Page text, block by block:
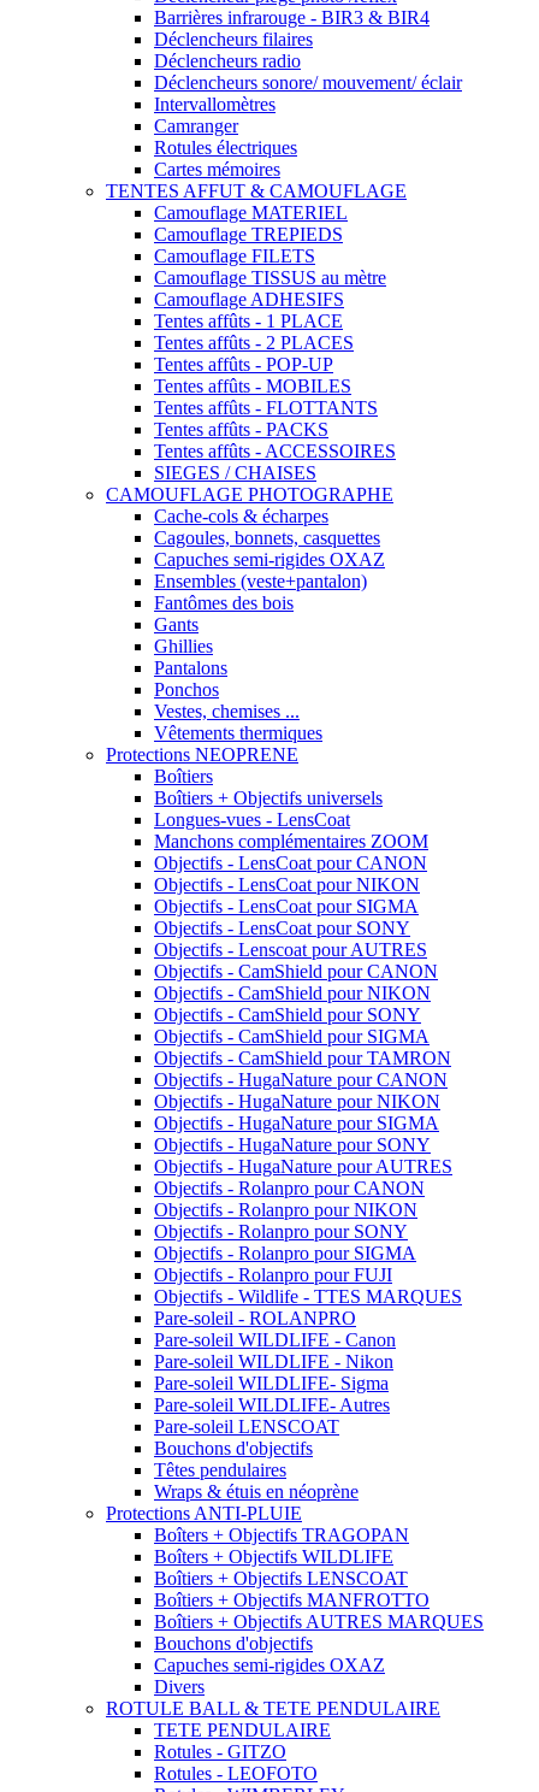
Barrières infrarouge - BIR3 & BIR4
Déclencheurs filaires
Déclencheurs radio
Déclencheurs sonore/ mouvement/ éclair
Intervallomètres
Camranger
Rotules électriques
Cartes mémoires
TENTES AFFUT & CAMOUFLAGE
Camouflage MATERIEL
Camouflage TREPIEDS
Camouflage FILETS
Camouflage TISSUS au mètre
Camouflage ADHESIFS
Tentes affûts - 1 PLACE
Tentes affûts - 2 PLACES
Tentes affûts - POP-UP
Tentes affûts - MOBILES
Tentes affûts - FLOTTANTS
Tentes affûts - PACKS
Tentes affûts - ACCESSOIRES
SIEGES / CHAISES
CAMOUFLAGE PHOTOGRAPHE
Cache-cols & écharpes
Cagoules, bonnets, casquettes
Capuches semi-rigides OXAZ
Ensembles (veste+pantalon)
Fantômes des bois
Gants
Ghillies
Pantalons
Ponchos
Vestes, chemises ...
Vêtements thermiques
Protections NEOPRENE
Boîtiers
Boîtiers + Objectifs universels
Longues-vues - LensCoat
Manchons complémentaires ZOOM
Objectifs - LensCoat pour CANON
Objectifs - LensCoat pour NIKON
Objectifs - LensCoat pour SIGMA
Objectifs - LensCoat pour SONY
Objectifs - Lenscoat pour AUTRES
Objectifs - CamShield pour CANON
Objectifs - CamShield pour NIKON
Objectifs - CamShield pour SONY
Objectifs - CamShield pour SIGMA
Objectifs - CamShield pour TAMRON
Objectifs - HugaNature pour CANON
Objectifs - HugaNature pour NIKON
Objectifs - HugaNature pour SIGMA
Objectifs - HugaNature pour SONY
Objectifs - HugaNature pour AUTRES
Objectifs - Rolanpro pour CANON
Objectifs - Rolanpro pour NIKON
Objectifs - Rolanpro pour SONY
Objectifs - Rolanpro pour SIGMA
Objectifs - Rolanpro pour FUJI
Objectifs - Wildlife - TTES MARQUES
Pare-soleil - ROLANPRO
Pare-soleil WILDLIFE - Canon
Pare-soleil WILDLIFE - Nikon
Pare-soleil WILDLIFE- Sigma
Pare-soleil WILDLIFE- Autres
Pare-soleil LENSCOAT
Bouchons d'objectifs
Têtes pendulaires
Wraps & étuis en néoprène
Protections ANTI-PLUIE
Boîters + Objectifs TRAGOPAN
Boîters + Objectifs WILDLIFE
Boîtiers + Objectifs LENSCOAT
Boîtiers + Objectifs MANFROTTO
Boîtiers + Objectifs AUTRES MARQUES
Bouchons d'objectifs
Capuches semi-rigides OXAZ
Divers
ROTULE BALL & TETE PENDULAIRE
TETE PENDULAIRE
Rotules - GITZO
Rotules - LEOFOTO